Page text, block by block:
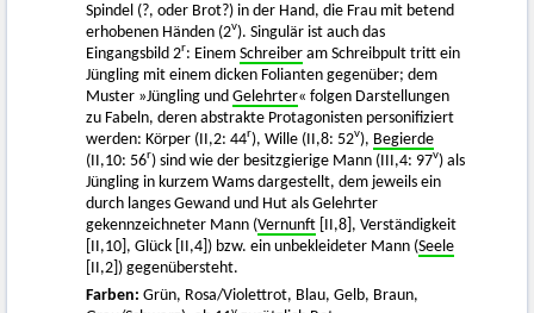
Spindel (?, oder Brot?) in der Hand, die Frau mit betend
erhobenen Händen (2v). Singulär ist auch das
Eingangsbild 2r: Einem Schreiber am Schreibpult tritt ein
Jüngling mit einem dicken Folianten gegenüber; dem
Muster »Jüngling und Gelehrter« folgen Darstellungen
zu Fabeln, deren abstrakte Protagonisten personifiziert
werden: Körper (II,2: 44r), Wille (II,8: 52v), Begierde
(II,10: 56r) sind wie der besitzgierige Mann (III,4: 97v) als
Jüngling in kurzem Wams dargestellt, dem jeweils ein
durch langes Gewand und Hut als Gelehrter
gekennzeichneter Mann (Vernunft [II,8], Verständigkeit
[II,10], Glück [II,4]) bzw. ein unbekleideter Mann (Seele
[II,2]) gegenübersteht.
Farben: Grün, Rosa/Violettrot, Blau, Gelb, Braun,